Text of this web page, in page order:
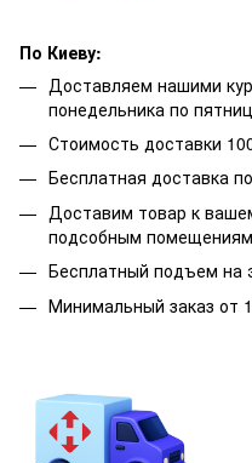
По Киеву:
Доставляем нашими
понедельника по
Стоимость доставки
Бесплатная доставка
Доставим товар к
подсобным
Бесплатный подъем на
Минимальный заказ от